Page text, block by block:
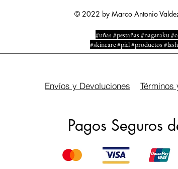
© 2022 by Marco Antonio
#uñas #pestañas #nagaraku
#skincare #piel #productos
Envíos y Devoluciones Términos
Pagos Seguros